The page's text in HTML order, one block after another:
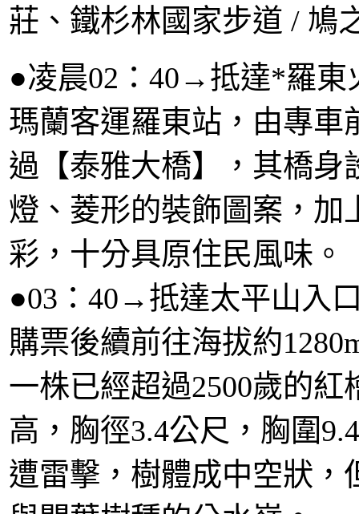
莊、鐵杉林國家步道 / 鳩
●凌晨02：40→抵達*羅東
瑪蘭客運羅東站，由專車
過【泰雅大橋】，其橋身
燈、菱形的裝飾圖案，加
彩，十分具原住民風味。
●03：40→抵達太平山入
購票後續前往海拔約
一株已經超過2500歲的
高，胸徑3.4公尺，胸圍
遭雷擊，樹體成中空狀，